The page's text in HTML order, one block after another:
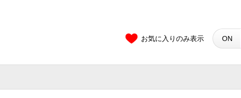
お気に入りのみ表示 ON